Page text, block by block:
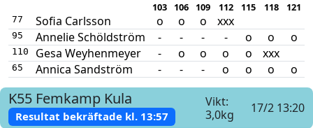
103 106 109 112 115 118 121
77 Sofia Carlsson o o o xxx
95 Annelie Schöldström - - - - o o o
110 Gesa Weyhenmeyer - o o o o xxx
65 Annica Sandström - - - o o o o
K55 Femkamp Kula
Resultat bekräftade kl. 13:57
Vikt:
3,0kg
17/2 13:20